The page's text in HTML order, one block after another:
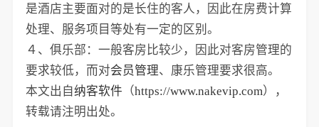
是酒店主要面对的是长住的客人，因此在房费计算
处理、服务项目等处有一定的区别。
４、俱乐部：一般客房比较少，因此对客房管理的
要求较低，而对会员管理、康乐管理要求很高。
本文出自 纳客软件 （https://www.nakevip.com），
转载请注明出处。